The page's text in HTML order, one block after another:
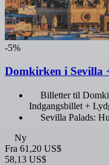
-5%
Domkirken i Sevilla
Billetter til
Indgangsbillet +
Sevilla Palads:
Ny
Fra 61,20 US$
58,13 US$